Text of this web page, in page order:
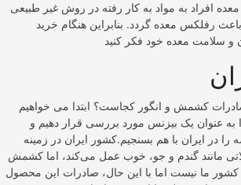
افراد به مواد به کار رفته در روش غیر طبیعی
رفلکس معده گردد. بنابراین هنگام خرید
صادرات کشمش و انگور کجاست؟ ابتدا می خواهیم
به عنوان یک بیزنس مورد بررسی قرار دهیم و
در ايران با هم بسنجیم.کشور ایران در زمینه
مانند گندم و جو، خوب عمل می‌کند، اما کشمش
ما نیست اما با این حال، صادرات این محصول